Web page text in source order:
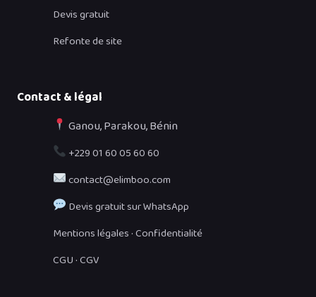
Devis gratuit
Refonte de site
Contact & légal
Ganou, Parakou, Bénin
+229 01 60 05 60 60
contact@elimboo.com
Devis gratuit sur WhatsApp
Mentions légales·Confidentialité
CGU·CGV